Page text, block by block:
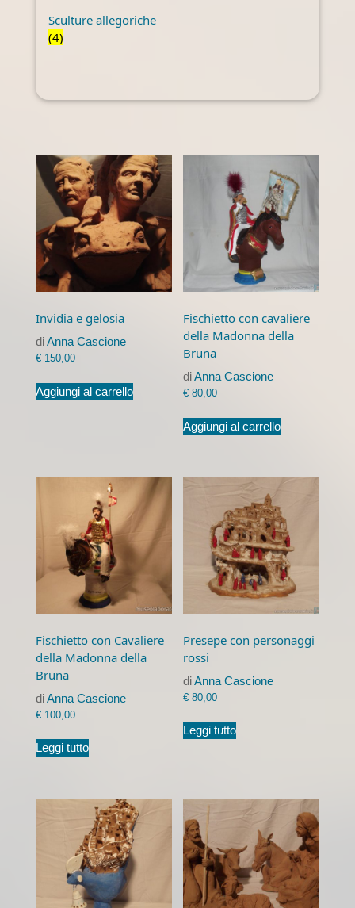
Sculture allegoriche
(4)
Invidia e gelosia
diAnna Cascione
€150,00
Aggiungi al carrello
Fischietto con cavaliere
della Madonna della
Bruna
diAnna Cascione
€ 80,00
Aggiungi al carrello
Fischietto con Cavaliere
della Madonna della
Bruna
diAnna Cascione
€100,00
Leggi tutto
Presepe con personaggi
rossi
diAnna Cascione
€ 80,00
Leggi tutto